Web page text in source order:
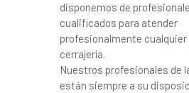
disponemos de
cualificados para atender
profesionalmente cualquier
cerrajería.
Nuestros profesionales de
están siempre a su